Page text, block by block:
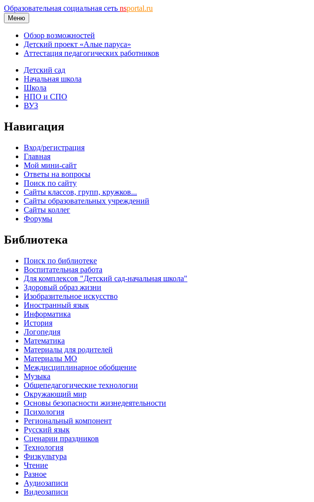
Образовательная социальная сеть nsportal.ru
Меню
Обзор возможностей
Детский проект «Алые паруса»
Аттестация педагогических работников
Детский сад
Начальная школа
Школа
НПО и СПО
ВУЗ
Навигация
Вход/регистрация
Главная
Мой мини-сайт
Ответы на вопросы
Поиск по сайту
Сайты классов, групп, кружков...
Сайты образовательных учреждений
Сайты коллег
Форумы
Библиотека
Поиск по библиотеке
Воспитательная работа
Для комплексов "Детский сад-начальная школа"
Здоровый образ жизни
Изобразительное искусство
Иностранный язык
Информатика
История
Логопедия
Математика
Материалы для родителей
Материалы МО
Междисциплинарное обобщение
Музыка
Общепедагогические технологии
Окружающий мир
Основы безопасности жизнедеятельности
Психология
Региональный компонент
Русский язык
Сценарии праздников
Технология
Физкультура
Чтение
Разное
Аудиозаписи
Видеозаписи